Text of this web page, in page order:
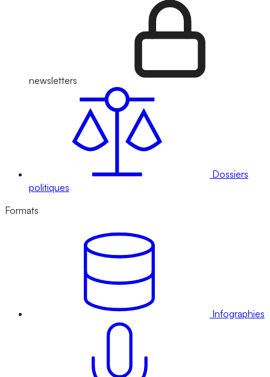
newsletters
Dossiers
politiques
Formats
Infographies